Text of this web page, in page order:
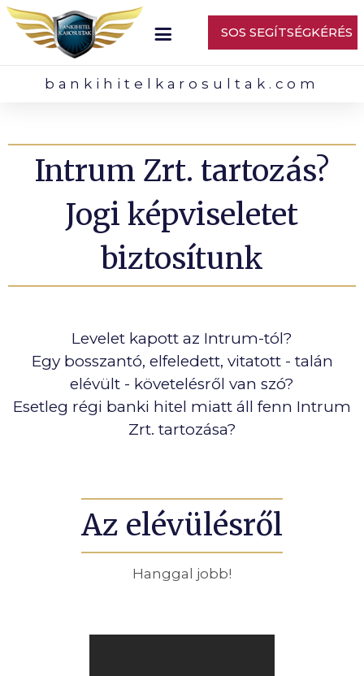
SOS SEGÍTSÉGKÉRÉS
bankihitelkarosultak.com
Intrum Zrt. tartozás?
Jogi képviseletet
biztosítunk
Levelet kapott az Intrum-tól?
Egy bosszantó, elfeledett, vitatott - talán
elévült - követelésről van szó?
Esetleg régi banki hitel miatt áll fenn Intrum
Zrt. tartozása?
Az elévülésről
Hanggal jobb!